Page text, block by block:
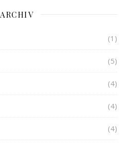
ARCHIV
(1)
(5)
(4)
(4)
(4)